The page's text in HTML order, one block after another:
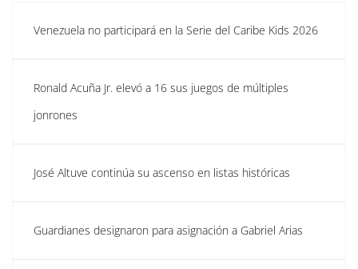
Venezuela no participará en la Serie del Caribe Kids 2026
Ronald Acuña Jr. elevó a 16 sus juegos de múltiples
jonrones
José Altuve continúa su ascenso en listas históricas
Guardianes designaron para asignación a Gabriel Arias